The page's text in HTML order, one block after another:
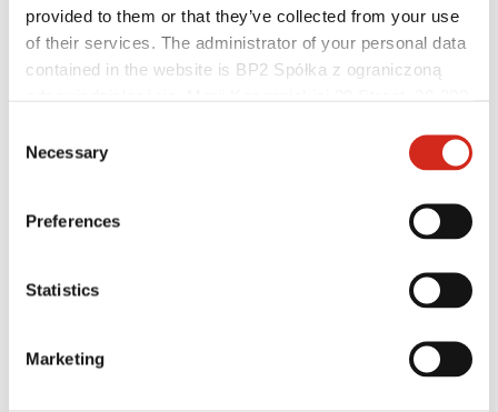
provided to them or that they’ve collected from your use
of their services. The administrator of your personal data
contained in the website is BP2 Spółka z ograniczoną
121387608.
Selection
Necessary
Preferences
Statistics
Marketing
Distribútori